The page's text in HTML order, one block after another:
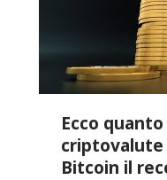
Ecco
criptovalute
Bitcoin il